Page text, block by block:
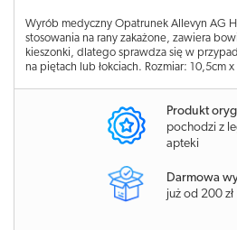
Wyrób medyczny Opatrunek Allevyn AG
stosowania na rany zakażone, zawiera
kieszonki, dlatego sprawdza się w
na piętach lub łokciach. Rozmiar: 10,5cm
Produkt
pochodzi z
apteki
Darmowa
już od 200 zł